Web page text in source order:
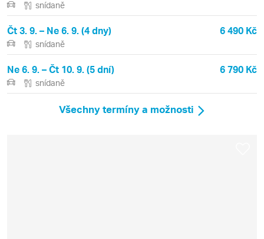
snídaně
Čt 3. 9. – Ne 6. 9. (4 dny) 6 490 Kč
snídaně
Ne 6. 9. – Čt 10. 9. (5 dní) 6 790 Kč
snídaně
Všechny termíny a možnosti